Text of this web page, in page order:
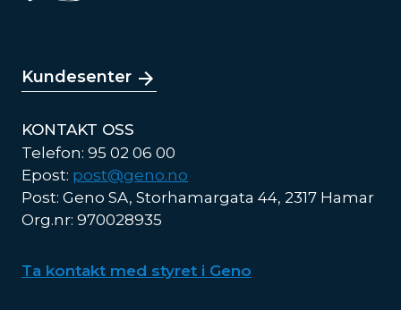
Kundesenter
KONTAKT OSS
Telefon: 95 02 06 00
Epost: post@geno.no
Post: Geno SA, Storhamargata 44, 2317 Hamar
Org.nr: 970028935
Ta kontakt med styret i Geno